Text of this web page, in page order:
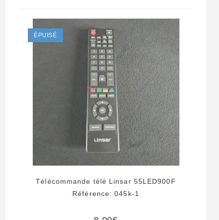
ÉPUISÉ
Télécommande télé Linsar 55LED900F
Référence: 045k-1